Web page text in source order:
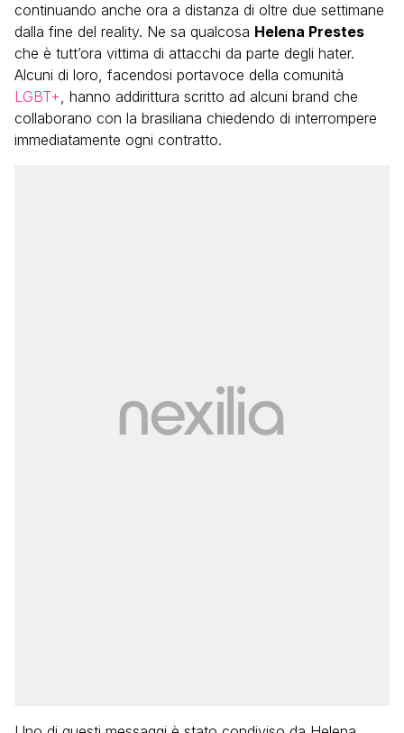
continuando anche ora a distanza di oltre due settimane
dalla fine del reality. Ne sa qualcosa Helena Prestes
che è tutt’ora vittima di attacchi da parte degli hater.
Alcuni di loro, facendosi portavoce della comunità
LGBT+, hanno addirittura scritto ad alcuni brand che
collaborano con la brasiliana chiedendo di interrompere
immediatamente ogni contratto.